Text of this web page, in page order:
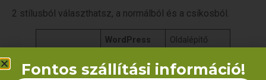
2 stílusból választhatsz, a normálból és a csíkosból.
WordPress Oldalépítő
Alaprendszer
felépítése
Oldalak
elkészítése
Fontos szállítási információ!